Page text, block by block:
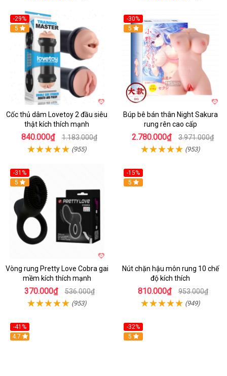
-29%
Hot
5
Cốc thủ dâm Lovetoy 2 đầu siêu
thật kích thích mạnh
840.000₫ 1.183.000₫
(955)
-30%
Hot
5
Búp bê bán thân Night Sakura
rung rên cao cấp
2.780.000₫ 3.971.000₫
(953)
-31%
5
Vòng rung Pretty Love Cobra gai
mềm kích thích mạnh
370.000₫ 536.000₫
(953)
-15%
Hot
5
Nút chặn hậu môn rung 10 chế
độ kích thích
810.000₫ 953.000₫
(949)
-41%
Hot
4.7
-32%
Hot
5